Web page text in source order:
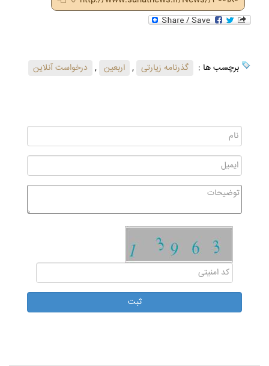
برچسب ها : گذرنامه زیارتی , اربعین , درخواست آنلاین